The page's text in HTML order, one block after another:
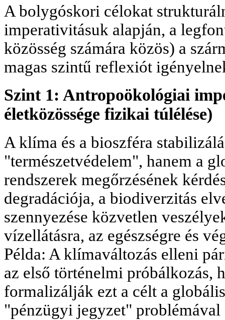
A bolygóskori célokat
imperativitásuk alapján, a
közösség számára közös) a
magas szintű reflexiót
Szint 1: Antropoökológiai
életközössége fizikai túlélése)
A klíma és a bioszféra
"természetvédelem", hanem a
rendszerek megőrzésének
degradációja, a biodiverzitás
szennyezése közvetlen
vízellátásra, az egészségre és
Példa: A klímaváltozás elleni
az első történelmi próbálkozás,
formalizálják ezt a célt a
"pénzügyi jegyzet" problémával